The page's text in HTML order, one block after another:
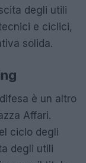
degli utili
e ciclici,
solida.
è un altro
Affari.
ciclo degli
degli utili